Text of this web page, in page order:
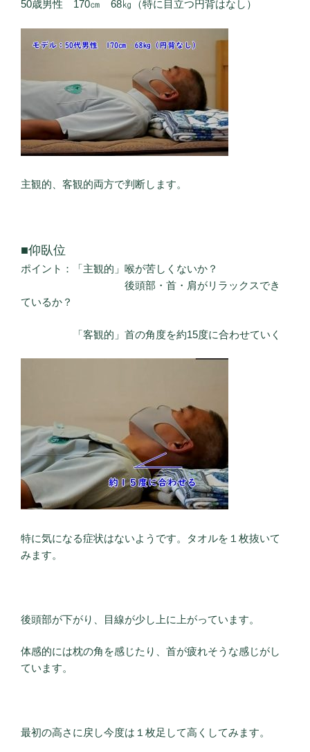
50歳男性 170㎝ 68㎏（特に目立つ円背はなし）
主観的、客観的両方で判断します。
■仰臥位
ポイント：「主観的」喉が苦しくないか？
後頭部・首・肩がリラックスでき
ているか？
「客観的」首の角度を約15度に合わせていく
特に気になる症状はないようです。タオルを１枚抜いて
みます。
後頭部が下がり、目線が少し上に上がっています。
体感的には枕の角を感じたり、首が疲れそうな感じがし
ています。
最初の高さに戻し今度は１枚足して高くしてみます。